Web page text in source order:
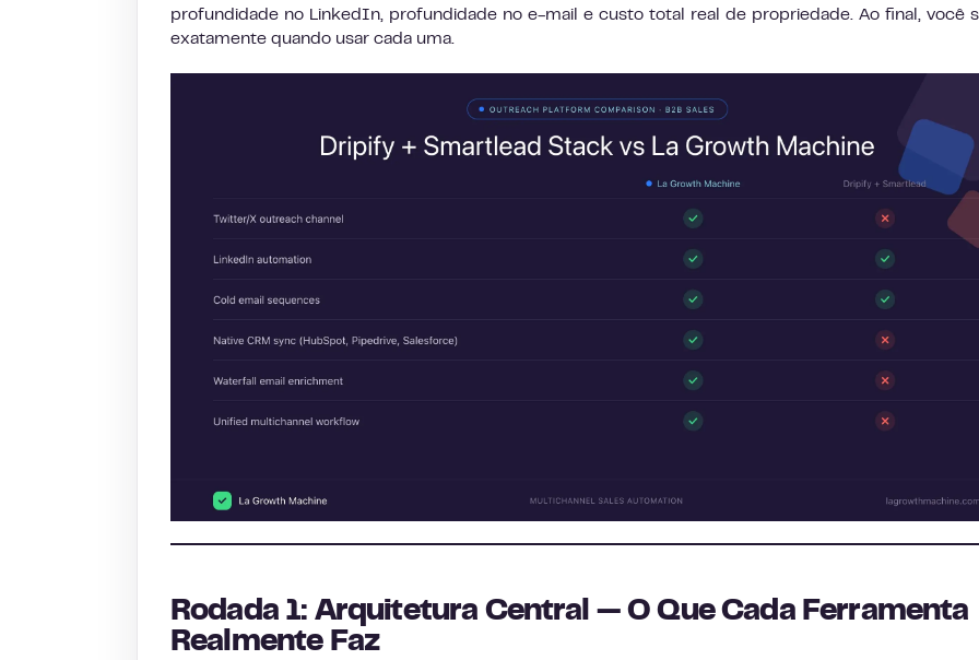
profundidade no LinkedIn, profundidade no e-mail e custo total real de propriedade. Ao final, você
exatamente quando usar cada uma.
Rodada 1: Arquitetura Central — O Que Cada Ferramenta
Realmente Faz